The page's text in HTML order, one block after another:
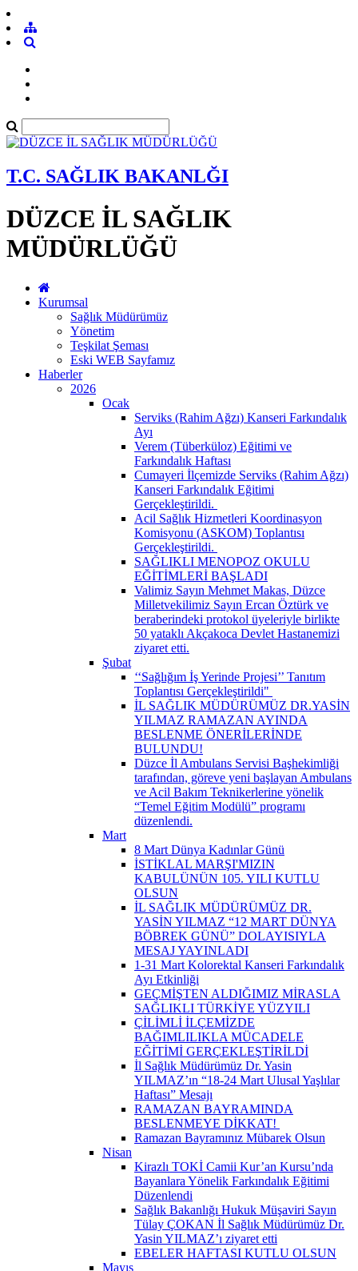
T.C. SAĞLIK BAKANLĞI
DÜZCE İL SAĞLIK
MÜDÜRLÜĞÜ
Kurumsal
Sağlık Müdürümüz
Yönetim
Teşkilat Şeması
Eski WEB Sayfamız
Haberler
2026
Ocak
Serviks (Rahim Ağzı) Kanseri Farkındalık
Ayı
Verem (Tüberküloz) Eğitimi ve
Farkındalık Haftası
Cumayeri İlçemizde Serviks (Rahim Ağzı)
Kanseri Farkındalık Eğitimi
Gerçekleştirildi. ​
Acil Sağlık Hizmetleri Koordinasyon
Komisyonu (ASKOM) Toplantısı
Gerçekleştirildi. ​
SAĞLIKLI MENOPOZ OKULU
EĞİTİMLERİ BAŞLADI
Valimiz Sayın Mehmet Makas, Düzce
Milletvekilimiz Sayın Ercan Öztürk ve
beraberindeki protokol üyeleriyle birlikte
50 yataklı Akçakoca Devlet Hastanemizi
ziyaret etti.
Şubat
‘‘Sağlığım İş Yerinde Projesi’’ Tanıtım
Toplantısı Gerçekleştirildi" ​
İL SAĞLIK MÜDÜRÜMÜZ DR.YASİN
YILMAZ RAMAZAN AYINDA
BESLENME ÖNERİLERİNDE
BULUNDU!
Düzce İl Ambulans Servisi Başhekimliği
tarafından, göreve yeni başlayan Ambulans
ve Acil Bakım Teknikerlerine yönelik
“Temel Eğitim Modülü” programı
düzenlendi.
Mart
8 Mart Dünya Kadınlar Günü
İSTİKLAL MARŞI'MIZIN
KABULÜNÜN 105. YILI KUTLU
OLSUN
İL SAĞLIK MÜDÜRÜMÜZ DR.
YASİN YILMAZ “12 MART DÜNYA
BÖBREK GÜNÜ” DOLAYISIYLA
MESAJ YAYINLADI
1-31 Mart Kolorektal Kanseri Farkındalık
Ayı Etkinliği
GEÇMİŞTEN ALDIĞIMIZ MİRASLA
SAĞLIKLI TÜRKİYE YÜZYILI
ÇİLİMLİ İLÇEMİZDE
BAĞIMLILIKLA MÜCADELE
EĞİTİMİ GERÇEKLEŞTİRİLDİ
İl Sağlık Müdürümüz Dr. Yasin
YILMAZ’ın “18-24 Mart Ulusal Yaşlılar
Haftası” Mesajı
RAMAZAN BAYRAMINDA
BESLENMEYE DİKKAT! ​
Ramazan Bayramınız Mübarek Olsun
Nisan
Kirazlı TOKİ Camii Kur’an Kursu’nda
Bayanlara Yönelik Farkındalık Eğitimi
Düzenlendi
Sağlık Bakanlığı Hukuk Müşaviri Sayın
Tülay ÇOKAN İl Sağlık Müdürümüz Dr.
Yasin YILMAZ’ı ziyaret etti
EBELER HAFTASI KUTLU OLSUN
Mayıs